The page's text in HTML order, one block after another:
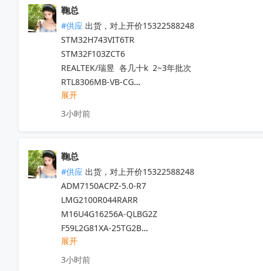
STM32WB55RGV6
ST1S14PHR
STGWA75H65DFB2
STM32WLE5C8U6
SCTWA35N65G2V-4
STM8S208MBT6B
STM32MP135AAF3
SRC0GS22D
STM32F103RCT6
STM32F103VCT6
STM8S003F3P6TR
STM32F413ZGT6
STM8L052C6T6
STM32G070CBT6
AD7616BSTZ-RL  22+
CYW43340XKUBGT
HMC346AMS8GETR
AD2S1210DSTZ
ADM2682EBRIZ-RL7
AD5675BRUZ-REEL7
ADN4620BRIZ-RL
AW-NM372SM
AW-CM256SM
EECF5R5U105
MT41J256M16HA-125
K9WAG08U1F-SIB0
K6X4008T1F-UF70C
XC18V02VQG44C
STM32F429ZIT6
MBRB40250TG
LTC1624IS8#PBF
XC18V01VQ44C
M4A3-128/64-12VI
XC18V02VQ44C
KDFOSLB 2G ABM
MT41K512M16HA-125IT:A
TMS320C6701GJCA120
SM41J256M16M
J1410190-3
鞠总
#供应 出货，对上开价15322588248
STM32H743VIT6TR
STM32F103ZCT6
REALTEK/瑞昱  各几十k  2~3年批次
RTL8306MB-VB-CG
RTL8189ES-VB-CG
RTL8761BTV-CG
ST   STM32H743VIT6TR  5K  2年内
MITSUMI/三美  数量1kk   25+
MM3511C16YRE 、MM3856EN1YL
SAK-XC2224L-20F66VAA
出货，对上开价15322588248
晶存RS256M16VMDC-107BT
恒硕 ZBEM64G04RIF1
展开
3小时前
鞠总
#供应 出货，对上开价15322588248
ADM7150ACPZ-5.0-R7
LMG2100R044RARR
M16U4G16256A-QLBG2Z
F59L2G81XA-25TG2B
UCC28881DR
TMS320F28027FPTT
展开
3小时前